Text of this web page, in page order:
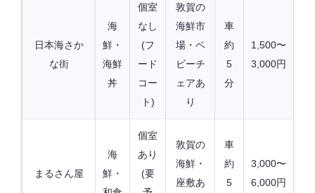
日本海さか
な街
海
鮮・
海鮮
丼
個室
なし
(フ
ード
コー
ト)
敦賀の
海鮮市
場・ベ
ビーチ
ェアあ
り
車
約
5
分
1,500〜
3,000円
まるさん屋
海
鮮・
個室
あり
(要
敦賀の
海鮮・
座敷あ
車
約
5
3,000〜
6,000円